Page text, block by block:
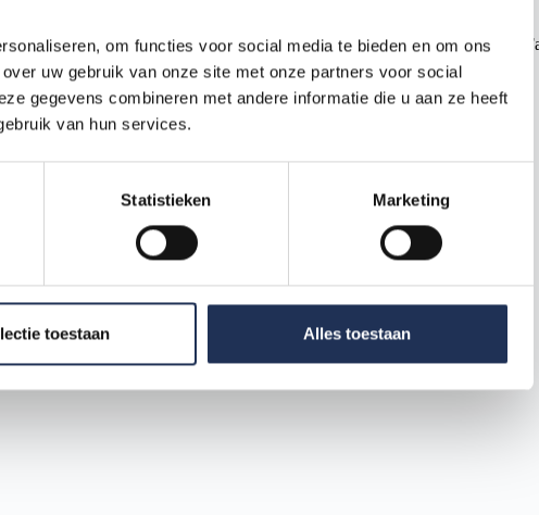
om functies voor social media te bieden en om ons
uw gebruik van onze site met onze partners voor social
gegevens combineren met andere informatie die u aan ze heeft
van hun services.
Statistieken Marketing
toestaan Alles toestaan
organizațională și disponibilitatea muncii permit acest lucru, poți intra în
muncii poate depinde în continuare de condițiile economice.